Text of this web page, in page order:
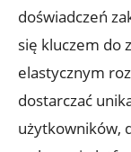
doświadczeń
się kluczem do
elastycznym
dostarczać
użytkowników,